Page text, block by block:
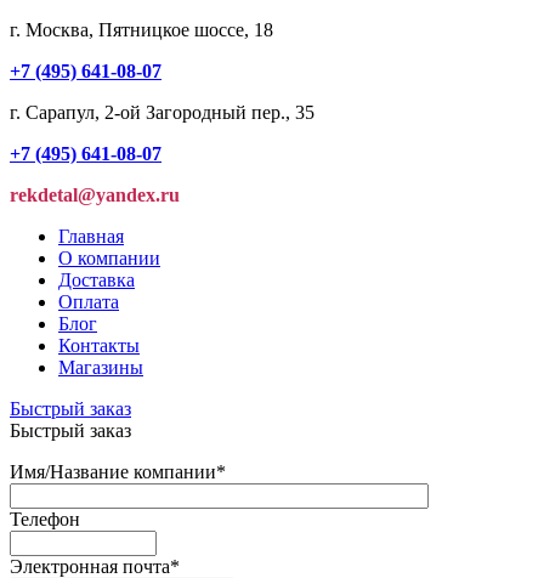
г. Москва, Пятницкое шоссе, 18
+7 (495) 641-08-07
г. Сарапул, 2-ой Загородный пер., 35
+7 (495) 641-08-07
rekdetal@yandex.ru
Главная
О компании
Доставка
Оплата
Блог
Контакты
Магазины
Быстрый заказ
Быстрый заказ
Имя/Название компании*
Телефон
Электронная почта*